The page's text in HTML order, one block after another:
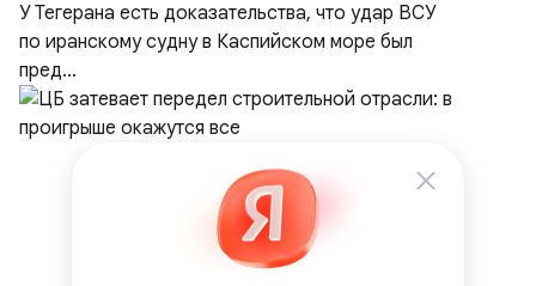
море был преднамеренным, несмотря на
заверения Киева
У Тегерана есть доказательства, что удар ВСУ
по иранскому судну в Каспийском море был
пред...